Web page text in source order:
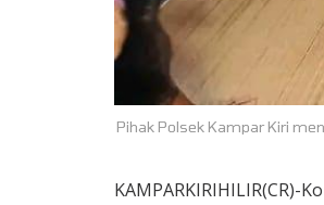
Pihak Polsek Kampar Kiri
KAMPARKIRIHILIR(CR)-